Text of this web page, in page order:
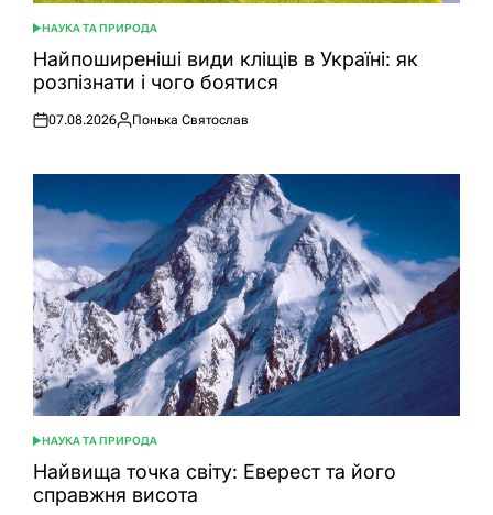
ОПУБЛІКУВАТИ
У
НАУКА ТА ПРИРОДА
Найпоширеніші види кліщів в Україні: як
розпізнати і чого боятися
Оприлюднено
07.08.2026
Опубліковано
Понька Святослав
ОПУБЛІКУВАТИ
У
НАУКА ТА ПРИРОДА
Найвища точка світу: Еверест та його
справжня висота